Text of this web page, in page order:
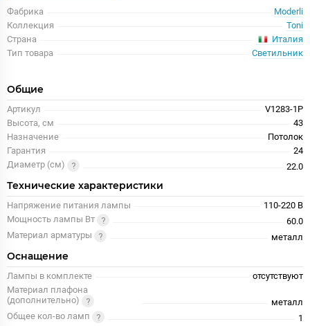
Фабрика
Moderli
Коллекция
Toni
Страна
Италия
Тип товара
Светильник
Общие
Артикул
V1283-1P
Высота, см
43
Назначение
Потолок
Гарантия
24
Диаметр (см)
22.0
Технические характеристики
Напряжение питания лампы
110-220 В
Мощность лампы Вт
60.0
Материал арматуры
металл
Оснащение
Лампы в комплекте
отсутствуют
Материал плафона
(дополнительно)
металл
Общее кол-во ламп
1